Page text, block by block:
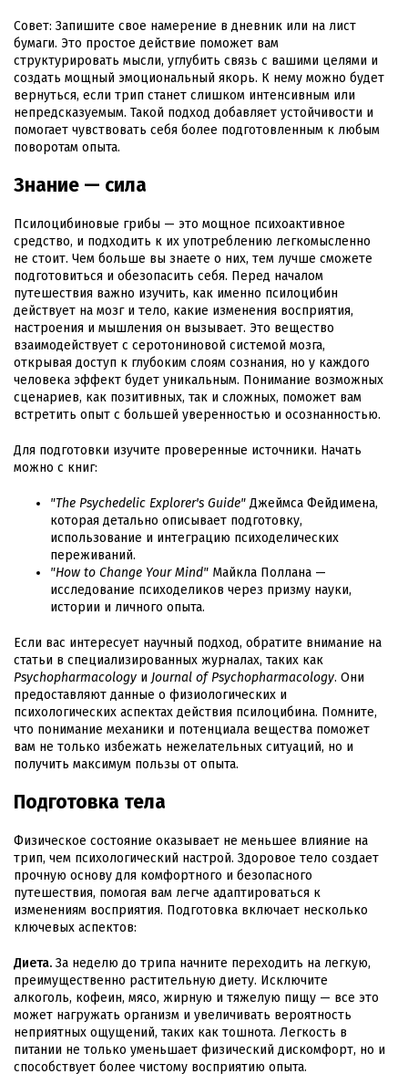
Совет: Запишите свое намерение в дневник или на лист
бумаги. Это простое действие поможет вам
структурировать мысли, углубить связь с вашими целями и
создать мощный эмоциональный якорь. К нему можно будет
вернуться, если трип станет слишком интенсивным или
непредсказуемым. Такой подход добавляет устойчивости и
помогает чувствовать себя более подготовленным к любым
поворотам опыта.
Знание — сила
Псилоцибиновые грибы — это мощное психоактивное
средство, и подходить к их употреблению легкомысленно
не стоит. Чем больше вы знаете о них, тем лучше сможете
подготовиться и обезопасить себя. Перед началом
путешествия важно изучить, как именно псилоцибин
действует на мозг и тело, какие изменения восприятия,
настроения и мышления он вызывает. Это вещество
взаимодействует с серотониновой системой мозга,
открывая доступ к глубоким слоям сознания, но у каждого
человека эффект будет уникальным. Понимание возможных
сценариев, как позитивных, так и сложных, поможет вам
встретить опыт с большей уверенностью и осознанностью.
Для подготовки изучите проверенные источники. Начать
можно с книг:
"The Psychedelic Explorer's Guide" Джеймса Фейдимена,
которая детально описывает подготовку,
использование и интеграцию психоделических
переживаний.
"How to Change Your Mind" Майкла Поллана —
исследование психоделиков через призму науки,
истории и личного опыта.
Если вас интересует научный подход, обратите внимание на
статьи в специализированных журналах, таких как
Psychopharmacology и Journal of Psychopharmacology. Они
предоставляют данные о физиологических и
психологических аспектах действия псилоцибина. Помните,
что понимание механики и потенциала вещества поможет
вам не только избежать нежелательных ситуаций, но и
получить максимум пользы от опыта.
Подготовка тела
Физическое состояние оказывает не меньшее влияние на
трип, чем психологический настрой. Здоровое тело создает
прочную основу для комфортного и безопасного
путешествия, помогая вам легче адаптироваться к
изменениям восприятия. Подготовка включает несколько
ключевых аспектов:
Диета. За неделю до трипа начните переходить на легкую,
преимущественно растительную диету. Исключите
алкоголь, кофеин, мясо, жирную и тяжелую пищу — все это
может нагружать организм и увеличивать вероятность
неприятных ощущений, таких как тошнота. Легкость в
питании не только уменьшает физический дискомфорт, но и
способствует более чистому восприятию опыта.